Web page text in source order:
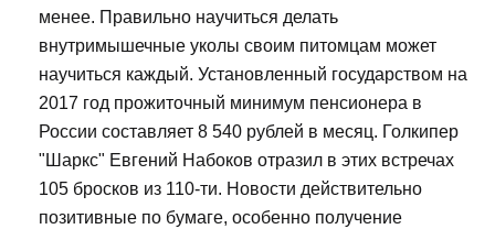
менее. Правильно научиться делать
внутримышечные уколы своим питомцам может
научиться каждый. Установленный государством на
2017 год прожиточный минимум пенсионера в
России составляет 8 540 рублей в месяц. Голкипер
"Шаркс" Евгений Набоков отразил в этих встречах
105 бросков из 110-ти. Новости действительно
позитивные по бумаге, особенно получение